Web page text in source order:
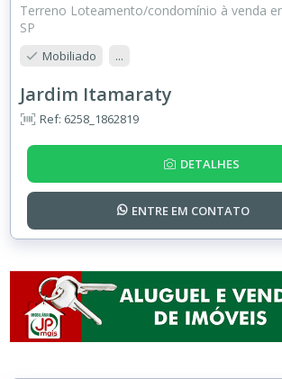
Terreno Loteamento/condomínio à venda
SP
Mobiliado ...
Jardim Itamaraty
Ref: 6258_1862819
DETALHES
ENTRE EM CONTATO